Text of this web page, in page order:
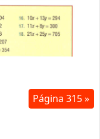
Página 315 »